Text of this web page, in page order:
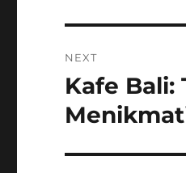
NEXT
Next
post:
Kafe